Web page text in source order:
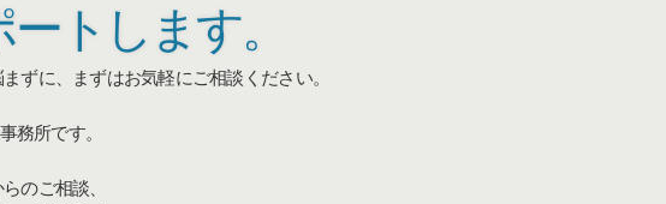
トします。
ずに、まずはお気軽にご相談ください。
務所です。
のご相談、